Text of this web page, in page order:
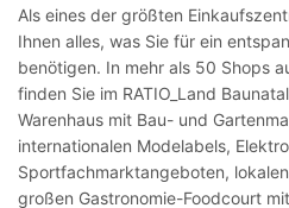
Als eines der größten
Ihnen alles, was Sie für ein
benötigen. In mehr als 50 Shops
finden Sie im RATIO_Land
Warenhaus mit Bau- und
internationalen Modelabels,
Sportfachmarktangeboten,
großen Gastronomie-Foodcourt